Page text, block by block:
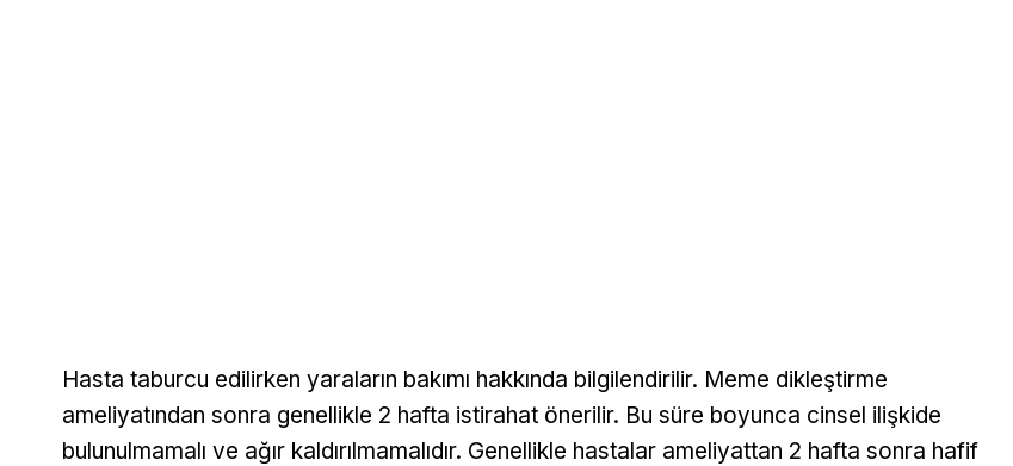
Hasta taburcu edilirken yaraların bakımı hakkında bilgilendirilir. Meme dikleştirme
ameliyatından sonra genellikle 2 hafta istirahat önerilir. Bu süre boyunca cinsel ilişkide
bulunulmamalı ve ağır kaldırılmamalıdır. Genellikle hastalar ameliyattan 2 hafta sonra hafif